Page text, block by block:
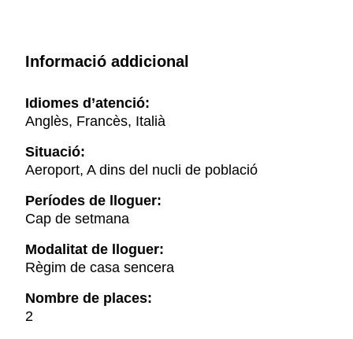
Informació addicional
Idiomes d’atenció:
Anglès, Francès, Italià
Situació:
Aeroport, A dins del nucli de població
Períodes de lloguer:
Cap de setmana
Modalitat de lloguer:
Règim de casa sencera
Nombre de places:
2